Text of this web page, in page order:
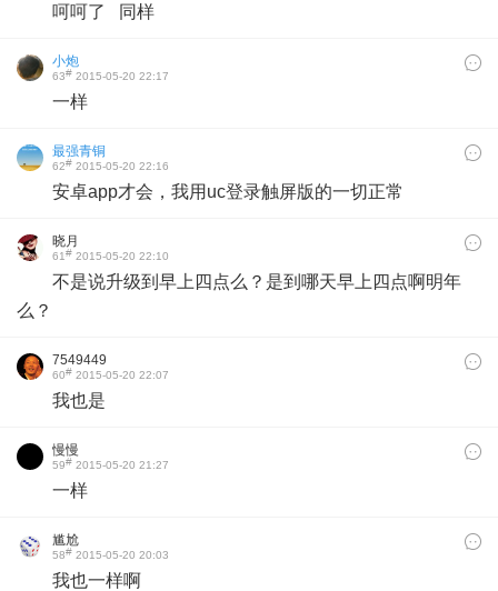
呵呵了 同样
小炮
63# 2015-05-20 22:17
一样
最强青铜
62# 2015-05-20 22:16
安卓app才会，我用uc登录触屏版的一切正常
晓月
61# 2015-05-20 22:10
不是说升级到早上四点么？是到哪天早上四点啊明年
么？
7549449
60# 2015-05-20 22:07
我也是
慢慢
59# 2015-05-20 21:27
一样
尴尬
58# 2015-05-20 20:03
我也一样啊